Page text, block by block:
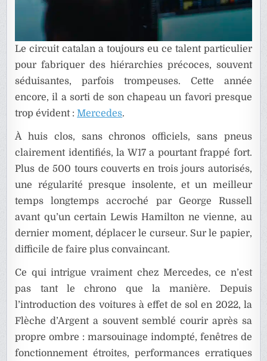
Le circuit catalan a toujours eu ce talent particulier
pour fabriquer des hiérarchies précoces, souvent
séduisantes, parfois trompeuses. Cette année
encore, il a sorti de son chapeau un favori presque
trop évident : Mercedes.
À huis clos, sans chronos officiels, sans pneus
clairement identifiés, la W17 a pourtant frappé fort.
Plus de 500 tours couverts en trois jours autorisés,
une régularité presque insolente, et un meilleur
temps longtemps accroché par George Russell
avant qu’un certain Lewis Hamilton ne vienne, au
dernier moment, déplacer le curseur. Sur le papier,
difficile de faire plus convaincant.
Ce qui intrigue vraiment chez Mercedes, ce n’est
pas tant le chrono que la manière. Depuis
l’introduction des voitures à effet de sol en 2022, la
Flèche d’Argent a souvent semblé courir après sa
propre ombre : marsouinage indompté, fenêtres de
fonctionnement étroites, performances erratiques